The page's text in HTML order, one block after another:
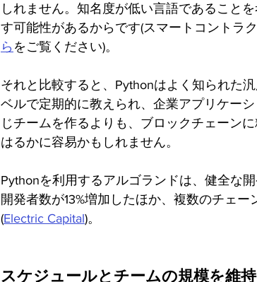
しれません。知名度が低い言語であること
す可能性があるからです(スマートコントラ
ら をご覧ください)。
それと比較すると、Pythonはよく知られた
ベルで定期的に教えられ、企業アプリケー
じチームを作るよりも、ブロックチェーン
はるかに容易かもしれません。
Pythonを利用するアルゴランドは、健全な
開発者数が13%増加したほか、複数のチェ
(Electric Capital)。
スケジュールとチームの規模を維